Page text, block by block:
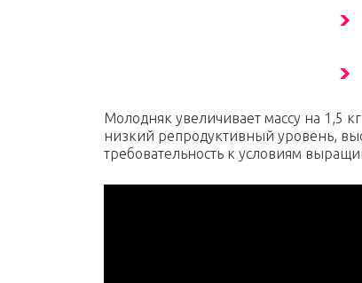
Молодняк увеличивает массу на 1,5
низкий репродуктивный уровень,
требовательность к условиям